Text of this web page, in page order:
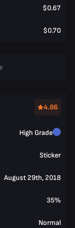
$0.67
$0.70
4.86
High Grade
Sticker
August 29th, 2018
35%
Normal